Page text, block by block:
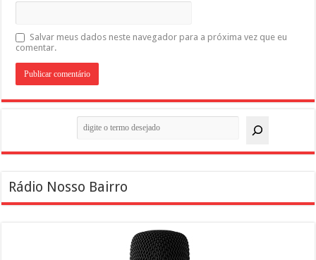
Salvar meus dados neste navegador para a próxima vez que eu
comentar.
Rádio Nosso Bairro